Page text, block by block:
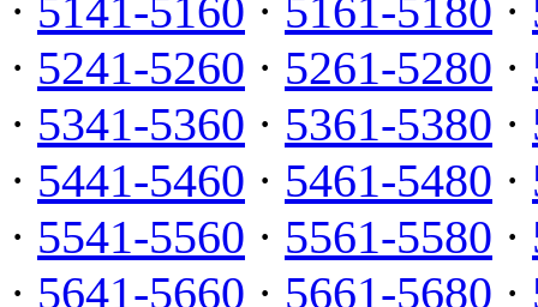
· 5141-5160 · 5161-5180 ·
· 5241-5260 · 5261-5280 ·
· 5341-5360 · 5361-5380 ·
· 5441-5460 · 5461-5480 ·
· 5541-5560 · 5561-5580 ·
· 5641-5660 · 5661-5680 ·